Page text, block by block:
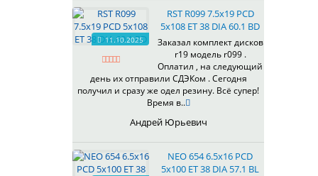
438
503
505
508
511
528
529
11.10.2025
RST R099 7.5x19 PCD
5x108 ET 38 DIA 60.1 BD
Заказал комплект дисков
r19 модель r099 .
Оплатил , на следующий
день их отправили СДЭКом . Сегодня
получил и сразу же одел резину. Всё супер!
Время в..
Андрей Юрьевич
NEO 654 6.5x16 PCD
5x100 ET 38 DIA 57.1 BL